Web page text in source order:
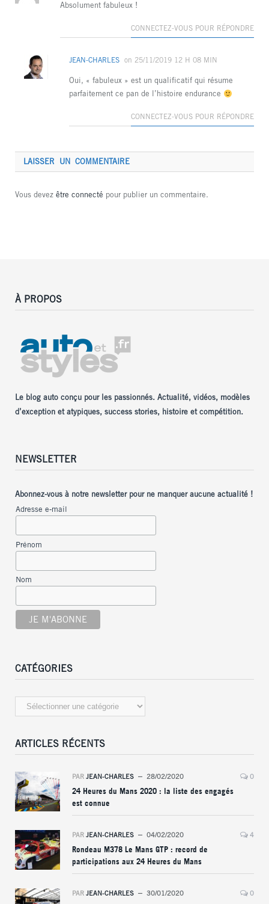
Absolument fabuleux !
CONNECTEZ-VOUS POUR RÉPONDRE
JEAN-CHARLES on 25/11/2019 12 H 08 MIN
Oui, « fabuleux » est un qualificatif qui résume
parfaitement ce pan de l’histoire endurance
CONNECTEZ-VOUS POUR RÉPONDRE
LAISSER UN COMMENTAIRE
Vous devez être connecté pour publier un commentaire.
À PROPOS
Le blog auto conçu pour les passionnés. Actualité, vidéos, modèles
d’exception et atypiques, success stories, histoire et compétition.
NEWSLETTER
Abonnez-vous à notre newsletter pour ne manquer aucune actualité !
Adresse e-mail
Prénom
Nom
CATÉGORIES
Catégories
ARTICLES RÉCENTS
PAR JEAN-CHARLES 28/02/2020 0
24 Heures du Mans 2020 : la liste des engagés
est connue
PAR JEAN-CHARLES 04/02/2020 4
Rondeau M378 Le Mans GTP : record de
participations aux 24 Heures du Mans
PAR JEAN-CHARLES 30/01/2020 0